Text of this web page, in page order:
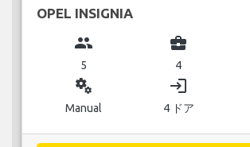
OPEL INSIGNIA
group
5
business_center
4
miscellaneous_services
Manual
login
4 ドア